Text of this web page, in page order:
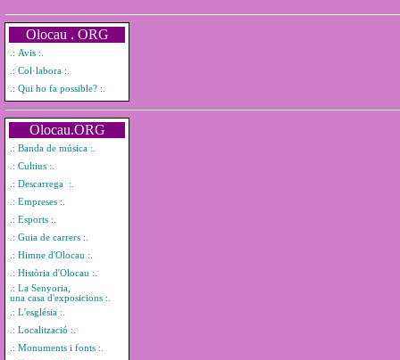
Olocau . ORG
.: Avis :.
.: Col·labora :.
.: Qui ho fa possible? :.
Olocau.ORG
.: Banda de música :.
.: Cultius :.
.: Descarrega :.
.: Empreses :.
.: Esports :.
.: Guia de carrers :.
.: Himne d'Olocau :.
.: Història d'Olocau :.
.: La Senyoria,
una casa d'exposicions :.
.: L'església :.
.: Localització :.
.: Monuments i fonts :.